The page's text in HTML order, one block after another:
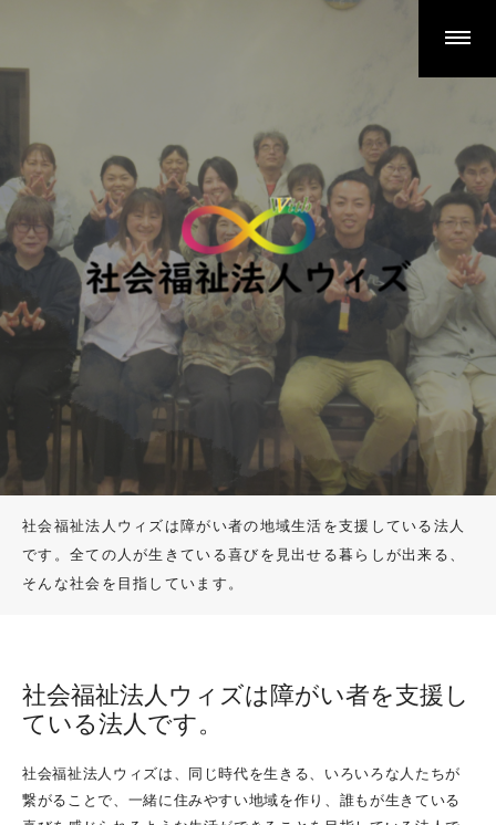
ヒュッゲ
じょい
ARUKU
EMU
ちょうせい広域障害者基幹相談支援センター
法人概要
委員会
イベント
採用情報
助成金・補助金事業
社会福祉法人ウィズは障がい者の地域生活を支援している法人
です。全ての人が生きている喜びを見出せる暮らしが出来る、
そんな社会を目指しています。
社会福祉法人ウィズは障がい者を支援し
ている法人です。
社会福祉法人ウィズは、同じ時代を生きる、いろいろな人たちが
繋がることで、一緒に住みやすい地域を作り、誰もが生きている